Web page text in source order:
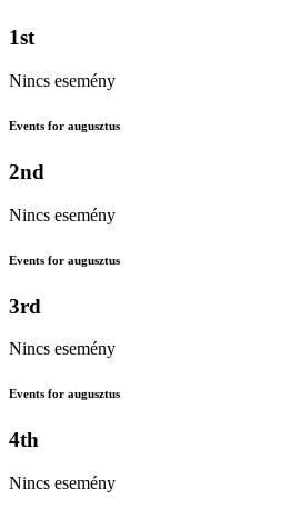
1st
Nincs esemény
Events for augusztus
2nd
Nincs esemény
Events for augusztus
3rd
Nincs esemény
Events for augusztus
4th
Nincs esemény